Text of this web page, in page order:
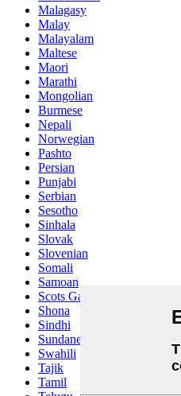
Malagasy
Malay
Malayalam
Maltese
Maori
Marathi
Mongolian
Burmese
Nepali
Norwegian
Pashto
Persian
Punjabi
Serbian
Sesotho
Sinhala
Slovak
Slovenian
Somali
Samoan
Scots Gaelic
Shona
Sindhi
Sundanese
Swahili
Tajik
Tamil